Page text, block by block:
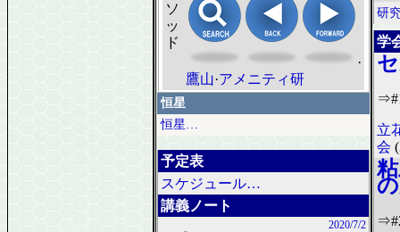
ソ
ッ
ド
·
鷹山·アメニティ研
恒星
恒星…
予定表
スケジュール…
講義ノート
2020/7/2
研
学
立
会 (